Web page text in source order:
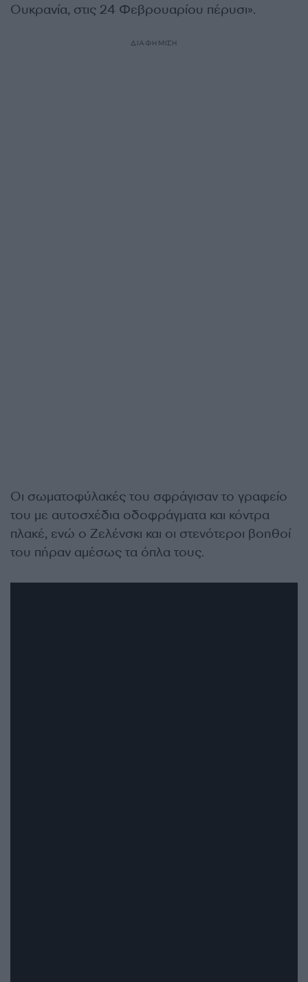
Ουκρανία, στις 24 Φεβρουαρίου πέρυσι».
ΔΙΑΦΗΜΙΣΗ
Οι σωματοφύλακές του σφράγισαν το γραφείο
του με αυτοσχέδια οδοφράγματα και κόντρα
πλακέ, ενώ ο Ζελένσκι και οι στενότεροι βοηθοί
του πήραν αμέσως τα όπλα τους.